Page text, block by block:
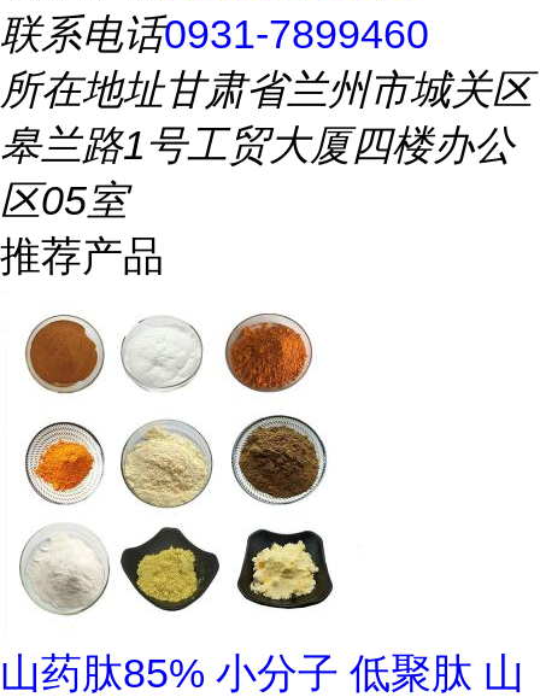
联系电话0931-7899460
所在地址甘肃省兰州市城关区
皋兰路1号工贸大厦四楼办公
区05室
推荐产品
山药肽85% 小分子 低聚肽 山